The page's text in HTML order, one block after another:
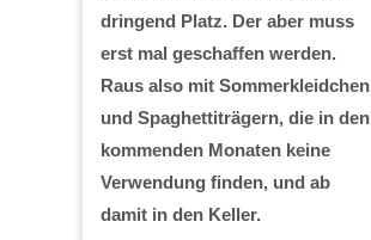
dringend Platz. Der aber muss
erst mal geschaffen werden.
Raus also mit Sommerkleidchen
und Spaghettiträgern, die in den
kommenden Monaten keine
Verwendung finden, und ab
damit in den Keller.